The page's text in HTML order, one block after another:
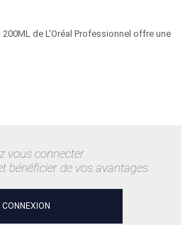
200ML de L'Oréal Professionnel offre une
vous connecter
bénéficier de vos avantages
CONNEXION